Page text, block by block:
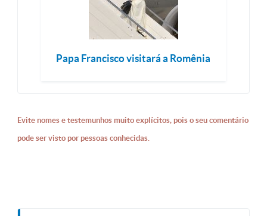
Papa Francisco visitará a Romênia
Evite nomes e testemunhos muito explícitos, pois o seu comentário
pode ser visto por pessoas conhecidas.